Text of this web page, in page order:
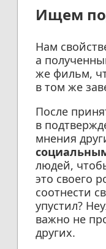
Ищем
Нам
а
же фильм,
в том же
После
в
мнения
людей,
это своего
соотнести
упустил?
важно не
других.